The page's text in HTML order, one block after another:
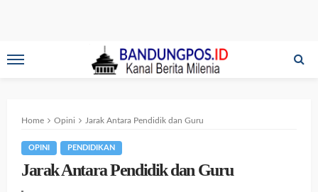
Home Opini Jarak Antara Pendidik dan Guru
OPINI PENDIDIKAN
Jarak Antara Pendidik dan Guru